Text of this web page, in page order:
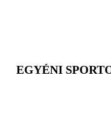
EGYÉNI